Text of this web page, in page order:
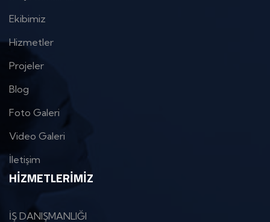
Ekibimiz
Hizmetler
Projeler
Blog
Foto Galeri
Video Galeri
İletişim
HIZMETLERIMIZ
İŞ DANIŞMANLIĞI